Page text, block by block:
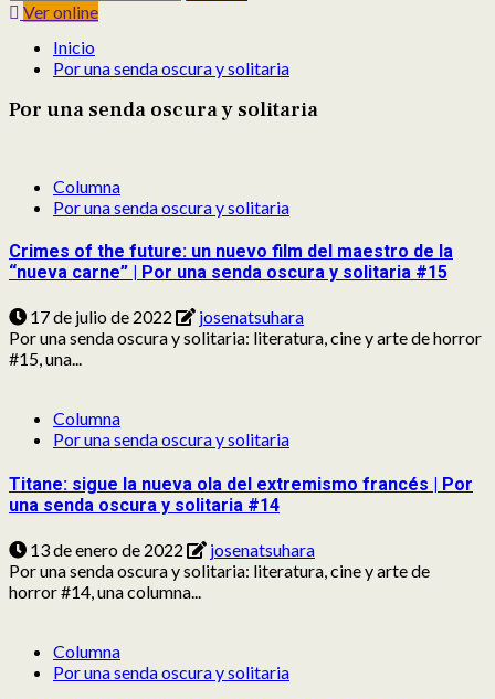
Ver online
Inicio
Por una senda oscura y solitaria
Por una senda oscura y solitaria
Columna
Por una senda oscura y solitaria
Crimes of the future: un nuevo film del maestro de la
“nueva carne” | Por una senda oscura y solitaria #15
17 de julio de 2022
josenatsuhara
Por una senda oscura y solitaria: literatura, cine y arte de horror
#15, una...
Columna
Por una senda oscura y solitaria
Titane: sigue la nueva ola del extremismo francés | Por
una senda oscura y solitaria #14
13 de enero de 2022
josenatsuhara
Por una senda oscura y solitaria: literatura, cine y arte de
horror #14, una columna...
Columna
Por una senda oscura y solitaria